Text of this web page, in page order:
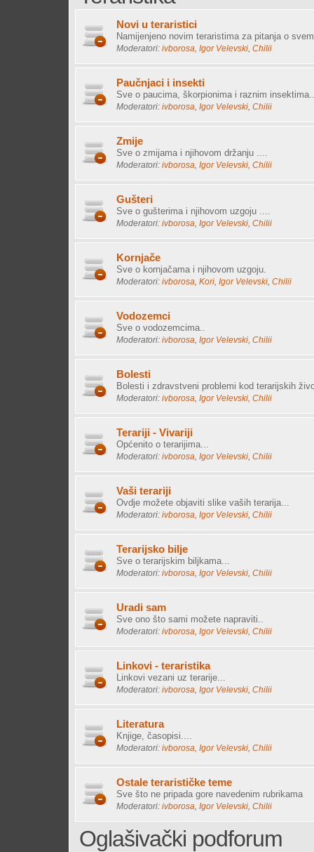
Novi u teraristici
Namijenjeno novim teraristima za pitanja o
Moderatori: ivborosa Igor Velevski Chilii
Paučnjaci i insekti
Sve o paucima, škorpionima i raznim
Moderatori: ivborosa Igor Velevski Chilii
Zmije
Sve o zmijama i njihovom držanju ....
Moderatori: ivborosa Igor Velevski Chilii
Gušteri
Sve o gušterima i njihovom uzgoju ....
Moderatori: ivborosa Igor Velevski Chilii
Kornjače
Sve o kornjačama i njihovom uzgoju.
Moderatori: ivborosa Kori Igor Velevski Chilii
Vodozemci
Sve o vodozemcima..
Moderatori: ivborosa Igor Velevski Chilii
Bolesti
Bolesti i zdravstveni problemi kod terarijskih
Moderatori: ivborosa Igor Velevski Chilii
Terariji - Vivariji
Općenito o terarijima...
Moderatori: ivborosa Igor Velevski Chilii
Vaši terariji
Ovdje možete objaviti slike vaših terarija...
Moderatori: ivborosa Igor Velevski Chilii
Terarijsko bilje
Sve o terarijskim biljkama...
Moderatori: ivborosa Igor Velevski Chilii
Uradi sam
Sve ono što sami možete napraviti..
Moderatori: ivborosa Igor Velevski Chilii
Linkovi - teraristika
Linkovi vezani uz terarije...
Moderatori: ivborosa Igor Velevski Chilii
Literatura
Knjige, časopisi....
Moderatori: ivborosa Igor Velevski Chilii
Ostale terarističke teme
Sve što ne pripada gore navedenim rubrikama
Moderatori: ivborosa Igor Velevski Chilii
Oglašivački podforum